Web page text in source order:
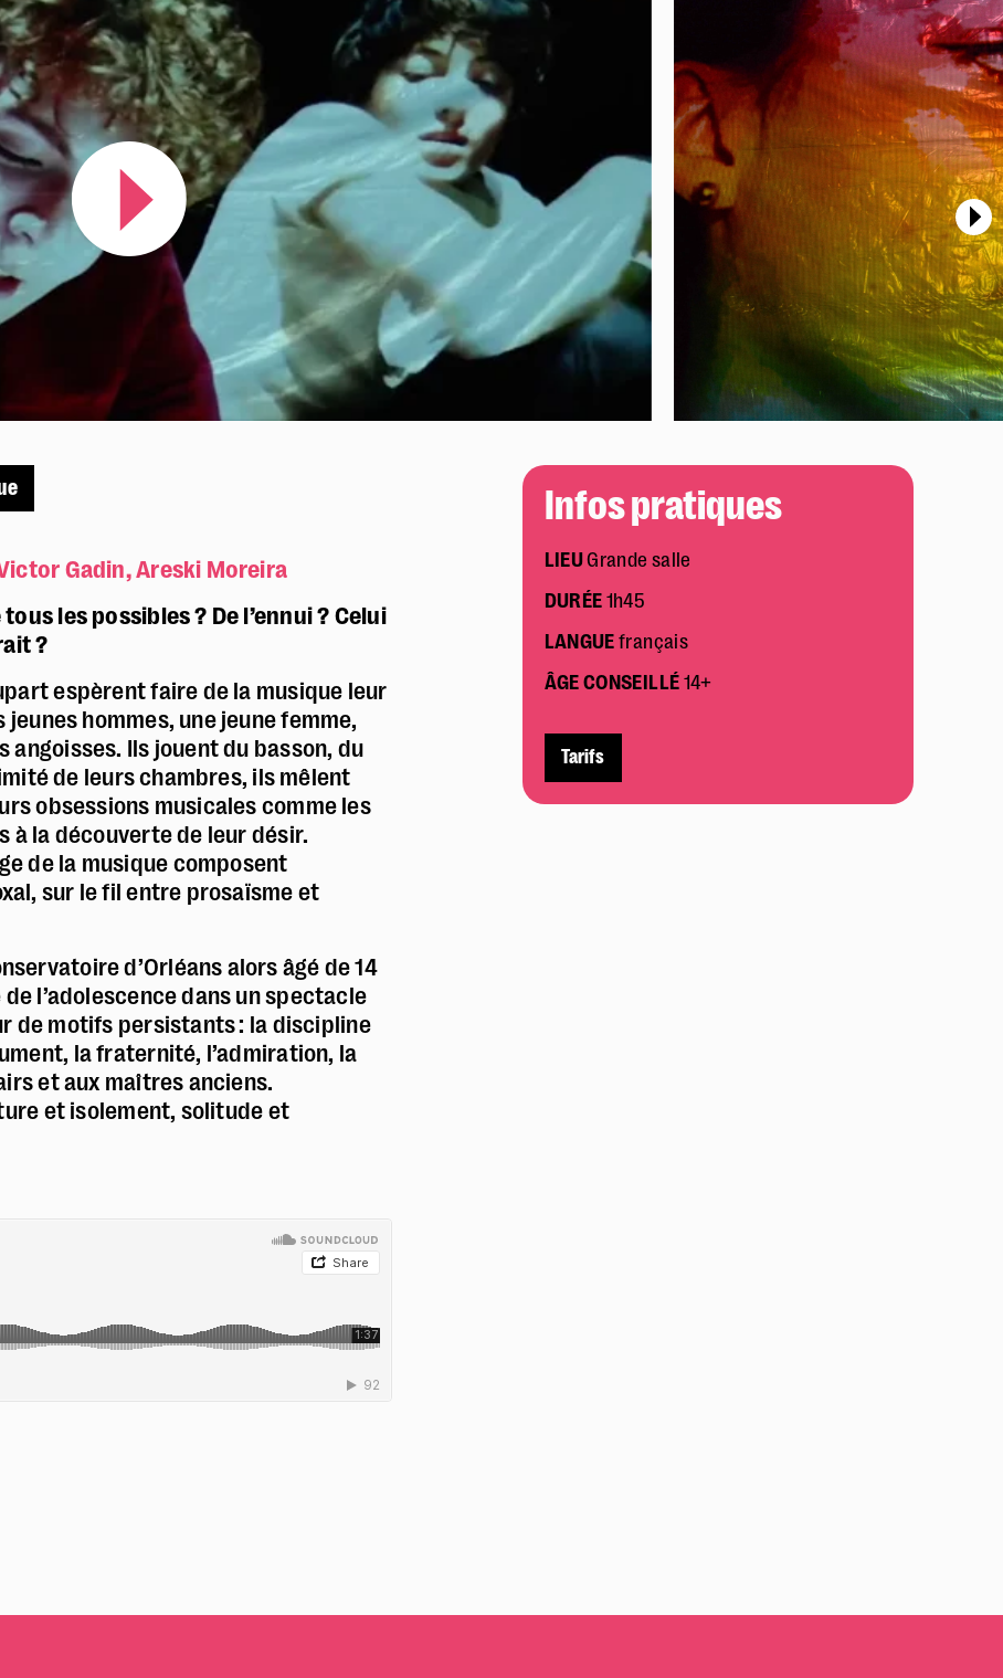
Le Marché
Le restaurant Blé Noir
L'équipe
Emplois & stages
Partenaires
Mécénat & sponsoring
Louer la Comédie
Technique
Gadin, Areski Moreira
tous les possibles ? De l’ennui ? Celui
?
espèrent faire de la musique leur
hommes, une jeune femme,
angoisses. Ils jouent du basson, du
de leurs chambres, ils mêlent
obsessions musicales comme les
la découverte de leur désir.
de la musique composent
sur le fil entre prosaïsme et
d’Orléans alors âgé de 14
l’adolescence dans un spectacle
de motifs persistants : la discipline
la fraternité, l’admiration, la
et aux maîtres anciens.
et isolement, solitude et
Infos pratiques
LIEUGrande salle
DURÉE 1h45
LANGUE français
ÂGE CONSEILLÉ 14+
Tarifs